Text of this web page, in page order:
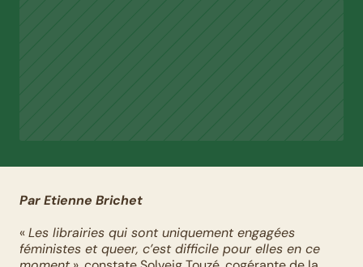
Par Etienne Brichet
« Les librairies qui sont uniquement engagées
féministes et queer, c’est difficile pour elles en ce